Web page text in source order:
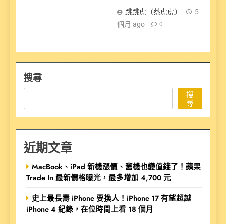
跳跳虎（蔡虎虎）
5
個月 ago
0
搜尋
搜
尋
近期文章
MacBook、iPad 新機漲價、舊機也變值錢了！蘋果
Trade In 最新價格曝光，最多增加 4,700 元
史上最長壽 iPhone 要換人！iPhone 17 有望超越
iPhone 4 紀錄，在位時間上看 18 個月